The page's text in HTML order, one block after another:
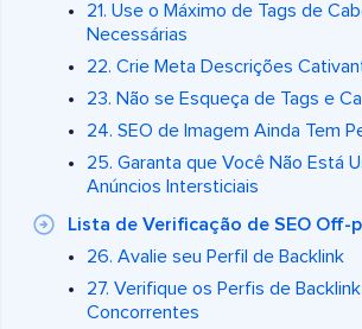
21. Use o Máximo de Tags de
Necessárias
22. Crie Meta Descrições
23. Não se Esqueça de Tags e
24. SEO de Imagem Ainda Tem
25. Garanta que Você Não Está
Anúncios Intersticiais
Lista de Verificação de SEO Off-
26. Avalie seu Perfil de Backlink
27. Verifique os Perfis de
Concorrentes